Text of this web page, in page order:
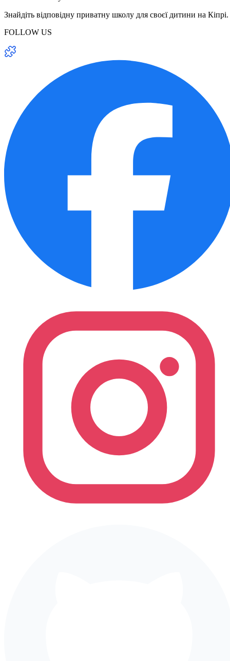
Знайдіть відповідну приватну школу для своєї дитини на Кіпрі.
FOLLOW US